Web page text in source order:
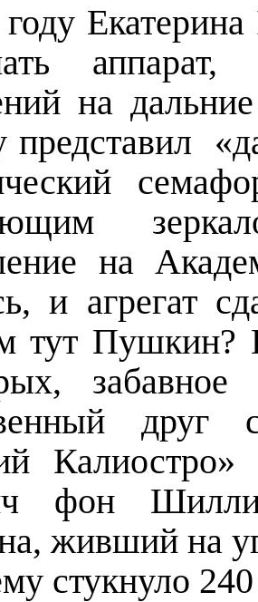
на
представил
на
и агрегат
тут Пушкин?
друг
фон
живший на
стукнуло 240